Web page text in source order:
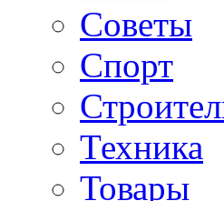
Советы
Спорт
Техника
Товары